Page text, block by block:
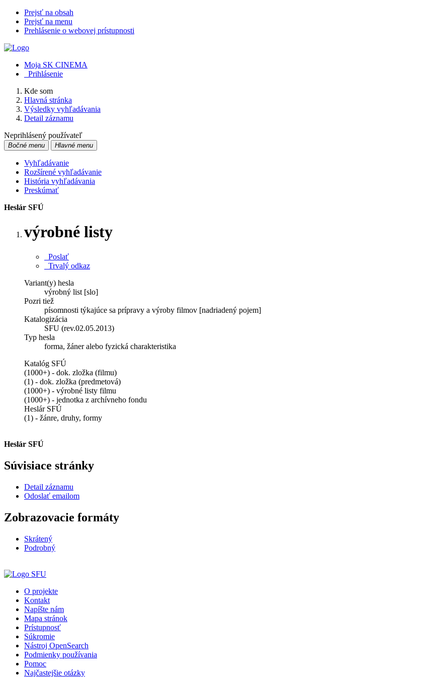
Prejsť na obsah
Prejsť na menu
Prehlásenie o webovej prístupnosti
Moja SK CINEMA
Prihlásenie
Kde som
Hlavná stránka
Výsledky vyhľadávania
Detail záznamu
Neprihlásený používateľ
Bočné menu Hlavné menu
Vyhľadávanie
Rozšírené vyhľadávanie
História vyhľadávania
Preskúmať
Heslár SFÚ
výrobné listy
Poslať
Trvalý odkaz
Variant(y) hesla
výrobný list [slo]
Pozri tiež
písomnosti týkajúce sa prípravy a výroby filmov [nadriadený pojem]
Katalogizácia
SFU (rev.02.05.2013)
Typ hesla
forma, žáner alebo fyzická charakteristika
Katalóg SFÚ
(1000+) - dok. zložka (filmu)
(1) - dok. zložka (predmetová)
(1000+) - výrobné listy filmu
(1000+) - jednotka z archívneho fondu
Heslár SFÚ
(1) - žánre, druhy, formy
Heslár SFÚ
Súvisiace stránky
Detail záznamu
Odoslať emailom
Zobrazovacie formáty
Skrátený
Podrobný
O projekte
Kontakt
Napíšte nám
Mapa stránok
Prístupnosť
Súkromie
Nástroj OpenSearch
Podmienky používania
Pomoc
Najčastejšie otázky